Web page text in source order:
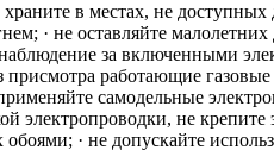
в местах, не доступных
· не оставляйте малолетних
за включенными
присмотра работающие
самодельные
электропроводки, не крепите
обоями; · не допускайте